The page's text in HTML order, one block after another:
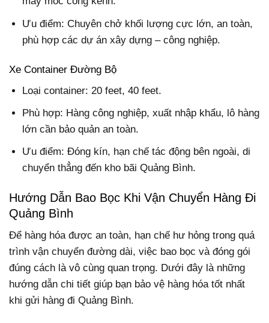
Ưu điểm: Chuyên chở khối lượng cực lớn, an toàn,
phù hợp các dự án xây dựng – công nghiệp.
Xe Container Đường Bộ
Loại container: 20 feet, 40 feet.
Phù hợp: Hàng công nghiệp, xuất nhập khẩu, lô hàng
lớn cần bảo quản an toàn.
Ưu điểm: Đóng kín, hạn chế tác động bên ngoài, di
chuyển thẳng đến kho bãi Quảng Bình.
Hướng Dẫn Bao Bọc Khi Vận Chuyển Hàng Đi
Quảng Bình
Để hàng hóa được an toàn, hạn chế hư hỏng trong quá
trình vận chuyển đường dài, việc bao bọc và đóng gói
đúng cách là vô cùng quan trọng. Dưới đây là những
hướng dẫn chi tiết giúp bạn bảo vệ hàng hóa tốt nhất
khi gửi hàng đi Quảng Bình.